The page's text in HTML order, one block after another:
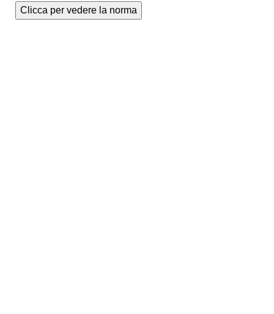
Clicca per vedere la norma